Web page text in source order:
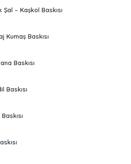
Şal – Kaşkol Baskısı
Kumaş Baskısı
Baskısı
Baskısı